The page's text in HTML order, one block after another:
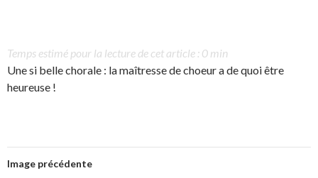
Temps estimé pour la lecture de cet article : 0 min
Une si belle chorale : la maîtresse de choeur a de quoi être
heureuse !
Image précédente